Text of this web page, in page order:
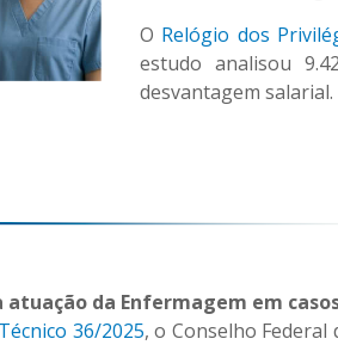
O Relógio dos
estudo analisou
desvantagem salarial.
da Enfermagem em
36/2025, o Conselho